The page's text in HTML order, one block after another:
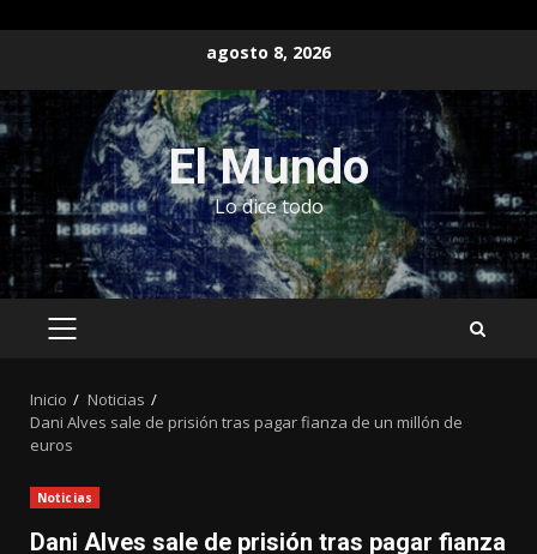
contenido
agosto 8, 2026
El Mundo
Lo dice todo
MENÚ
Inicio
Noticias
Dani Alves sale de prisión tras pagar fianza de un millón de
euros
Noticias
Dani Alves sale de prisión tras pagar fianza